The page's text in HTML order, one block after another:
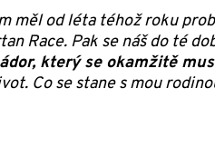
měl od léta téhož roku
Race. Pak se náš do té
který se okamžitě
Co se stane s mou